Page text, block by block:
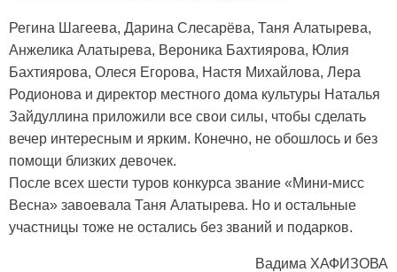
Регина Шагеева, Дарина Слесарёва, Таня Алатырева,
Анжелика Алатырева, Вероника Бахтиярова, Юлия
Бахтиярова, Олеся Егорова, Настя Михайлова, Лера
Родионова и директор местного дома культуры Наталья
Зайдуллина приложили все свои силы, чтобы сделать
вечер интересным и ярким. Конечно, не обошлось и без
помощи близких девочек.
После всех шести туров конкурса звание «Мини-мисс
Весна» завоевала Таня Алатырева. Но и остальные
участницы тоже не остались без званий и подарков.
Вадима ХАФИЗОВА